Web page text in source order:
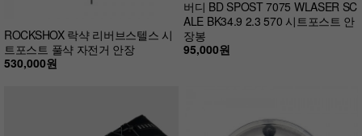
ROCKSHOX 락샥 리버브스텔스 시
트포스트 풀샥 자전거 안장
530,000원
버디 BD SPOST 7075 WLASER SC
ALE BK34.9 2.3 570 시트포스트 안
장봉
95,000원